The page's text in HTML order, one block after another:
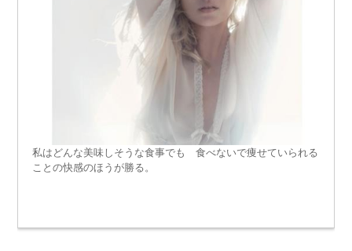
私はどんな美味しそうな食事でも 食べないで痩せていられる
ことの快感のほうが勝る。